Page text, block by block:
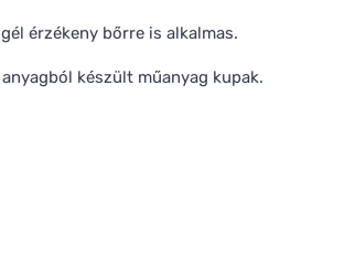
érzékeny bőrre is alkalmas.
készült műanyag kupak.